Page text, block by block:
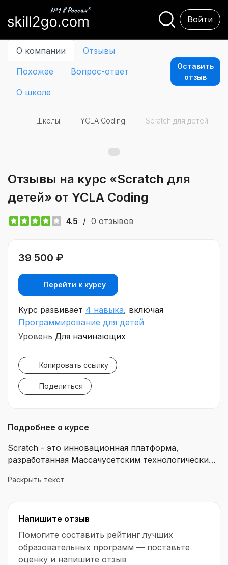
Войти
О компании Отзывы
Похожее Вопрос-ответ
О школе
Оставить
отзыв
Школы YCLA Coding Scratch для детей
Отзывы на курс «Scratch для
детей» от YCLA Coding
4.5 / 0 отзывов
39 500 ₽
Перейти к курсу
Курс развивает 4 навыка, включая
Программирование для детей
Уровень Для начинающих
Копировать ссылку
Поделиться
Подробнее о курсе
Scratch - это инновационная платформа,
разработанная Массачусетским технологическим
самостоятельно создавать интерактивные и
Раскрыть текст
Напишите отзыв
Помогите составить рейтинг лучших
образовательных программ — поставьте
оценку и напишите отзыв